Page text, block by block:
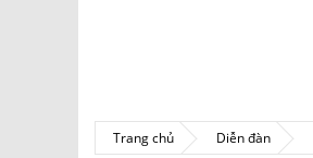
Trang chủ Diễn đàn